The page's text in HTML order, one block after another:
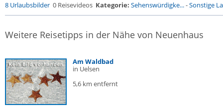
8 Urlaubsbilder 0 Reisevideos Kategorie: Sehenswürdigke...-Sonstige
Weitere Reisetipps in der Nähe von Neuenhaus
Am Waldbad
in Uelsen
5,6 km entfernt